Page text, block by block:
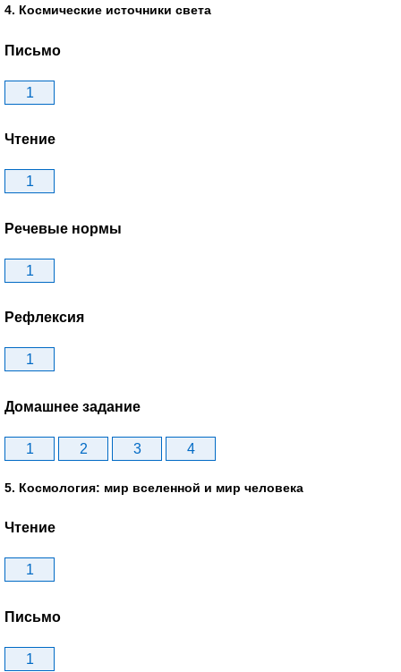
4. Космические источники света
Письмо
1
Чтение
1
Речевые нормы
1
Рефлексия
1
Домашнее задание
1 2 3 4
5. Космология: мир вселенной и мир человека
Чтение
1
Письмо
1